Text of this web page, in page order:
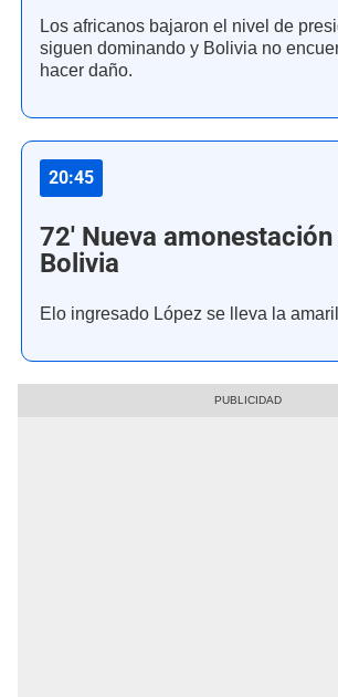
Los africanos bajaron el nivel de
siguen dominando y Bolivia no
hacer daño.
20:45
72' Nueva amonestación
Bolivia
Elo ingresado López se lleva la